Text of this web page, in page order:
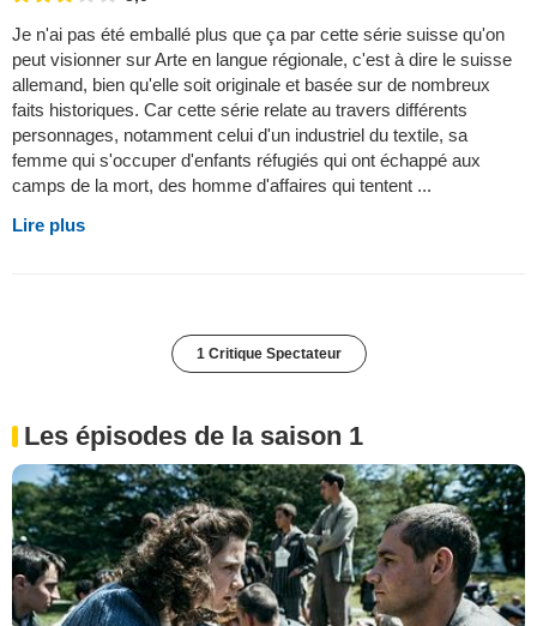
Je n'ai pas été emballé plus que ça par cette série suisse qu'on
peut visionner sur Arte en langue régionale, c'est à dire le suisse
allemand, bien qu'elle soit originale et basée sur de nombreux
faits historiques. Car cette série relate au travers différents
personnages, notamment celui d'un industriel du textile, sa
femme qui s'occuper d'enfants réfugiés qui ont échappé aux
camps de la mort, des homme d'affaires qui tentent ...
Lire plus
1 Critique Spectateur
Les épisodes de la saison 1